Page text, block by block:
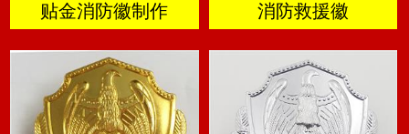
贴金消防徽制作 消防救援徽